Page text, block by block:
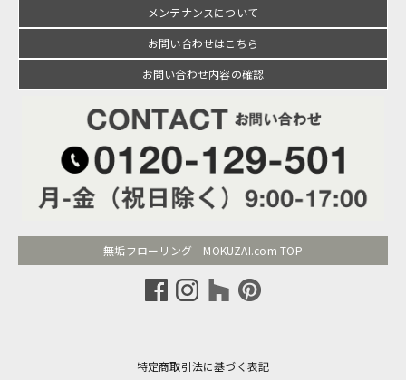
メンテナンスについて
お問い合わせはこちら
お問い合わせ内容の確認
無垢フローリング｜MOKUZAI.com TOP
特定商取引法に基づく表記